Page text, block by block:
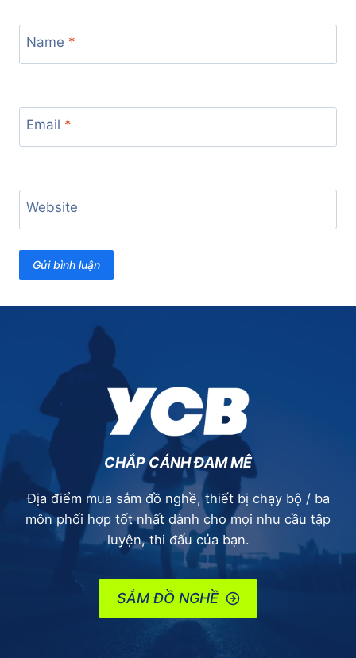
Name *
Email *
Website
CHẮP CÁNH ĐAM MÊ
Địa điểm mua sắm đồ nghề, thiết bị chạy bộ / ba
môn phối hợp tốt nhất dành cho mọi nhu cầu tập
luyện, thi đấu của bạn.
SẮM ĐỒ NGHỀ